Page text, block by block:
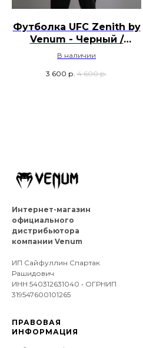
Футболка UFC Zenith by
Venum - Черный /
Золото
В наличии
3 600 р. 4 600 р.
Интернет-магазин
официального
дистрибьютора
компании Venum
ИП Сайфуллин Спартак
Рашидович
ИНН 540312631040 • ОГРНИП
319547600101265
ПРАВОВАЯ
ИНФОРМАЦИЯ